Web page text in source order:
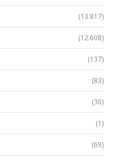
(13.817)
(12.608)
(137)
(83)
(30)
(1)
(69)